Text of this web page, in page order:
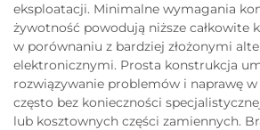
eksploatacji. Minimalne wymagania
żywotność powodują niższe całkowite
w porównaniu z bardziej złożonymi
elektronicznymi. Prosta konstrukcja
rozwiązywanie problemów i naprawę
często bez konieczności
lub kosztownych części zamiennych.